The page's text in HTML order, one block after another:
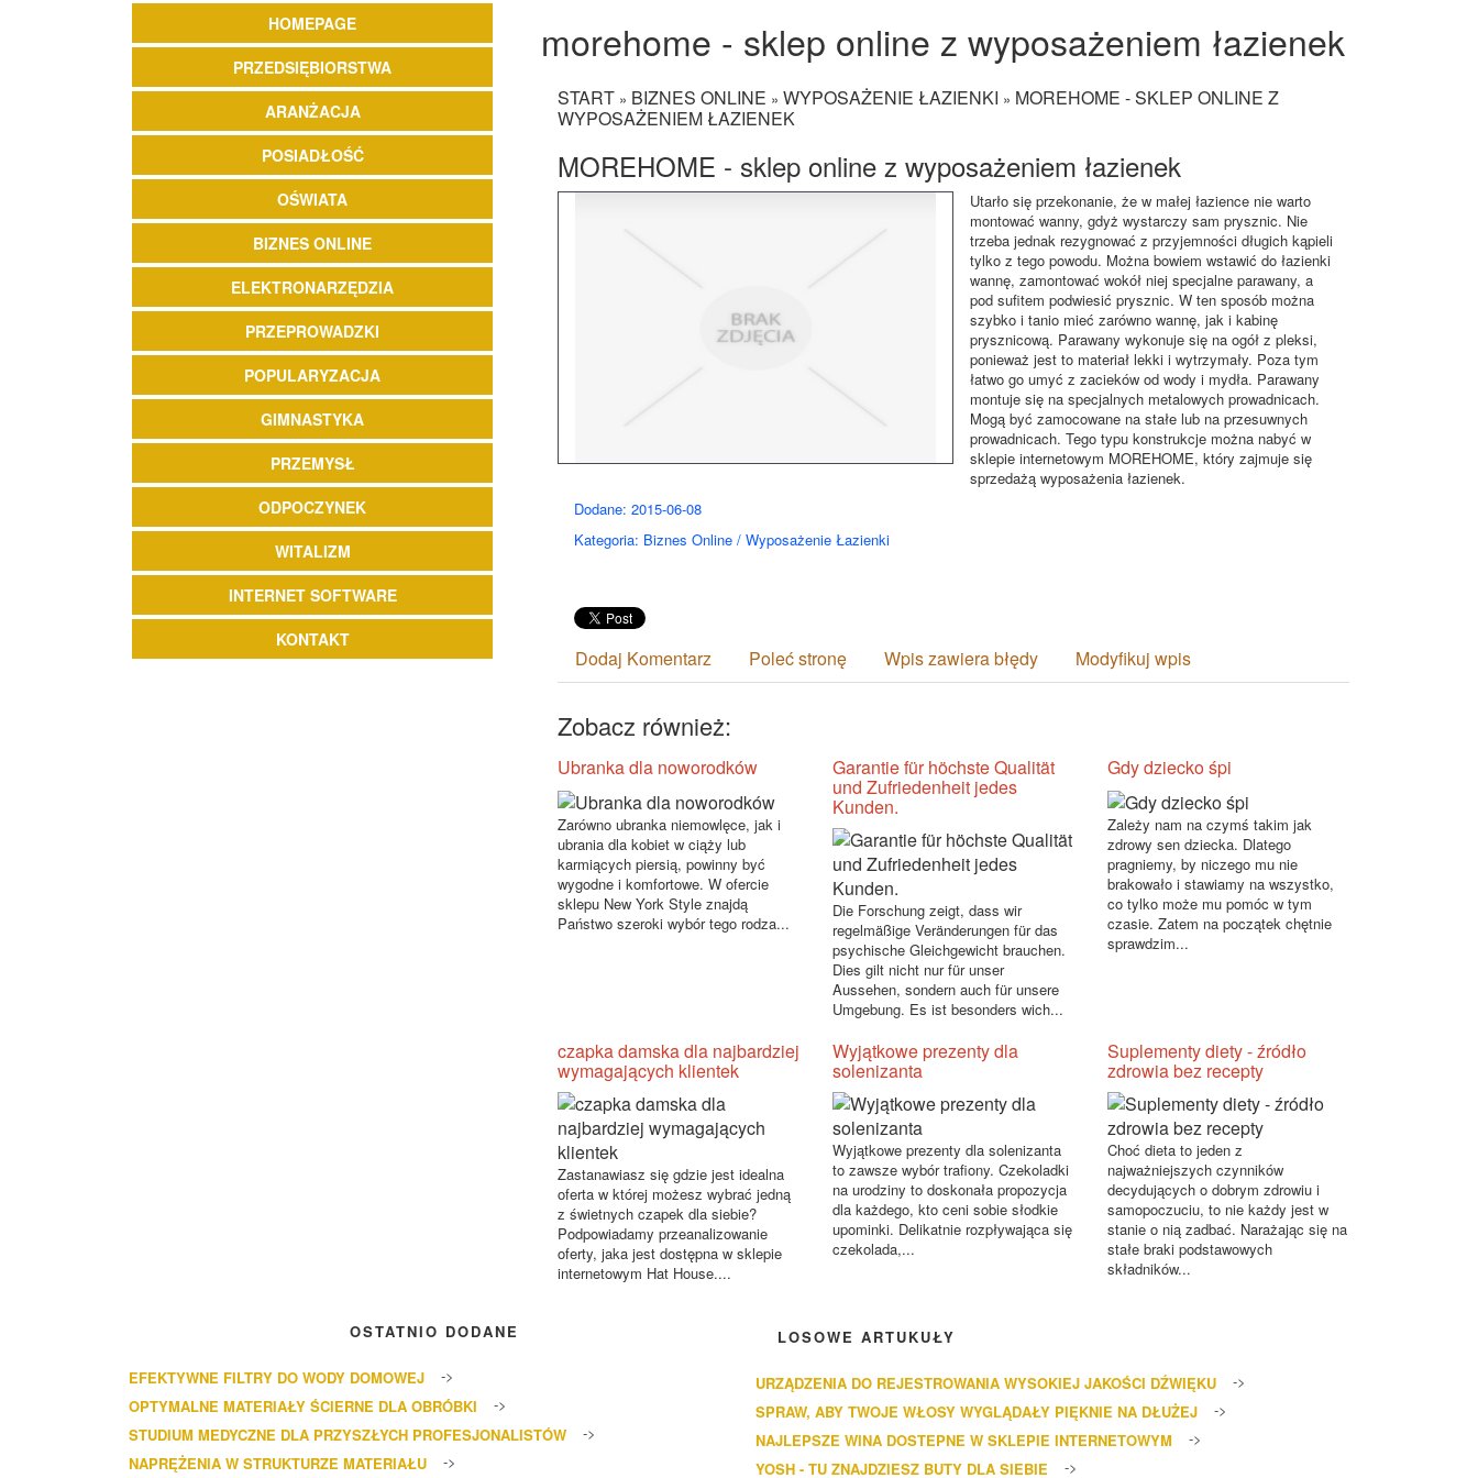
HOMEPAGE
PRZEDSIĘBIORSTWA
ARANŻACJA
POSIADŁOŚĆ
OŚWIATA
BIZNES ONLINE
ELEKTRONARZĘDZIA
PRZEPROWADZKI
POPULARYZACJA
GIMNASTYKA
PRZEMYSŁ
ODPOCZYNEK
WITALIZM
INTERNET SOFTWARE
KONTAKT
morehome - sklep online z wyposażeniem łazienek
START » BIZNES ONLINE » WYPOSAŻENIE ŁAZIENKI » MOREHOME - SKLEP ONLINE Z
WYPOSAŻENIEM ŁAZIENEK
MOREHOME - sklep online z wyposażeniem łazienek
Utarło się przekonanie, że w małej łazience nie warto
montować wanny, gdyż wystarczy sam prysznic. Nie
trzeba jednak rezygnować z przyjemności długich kąpieli
tylko z tego powodu. Można bowiem wstawić do łazienki
wannę, zamontować wokół niej specjalne parawany, a
pod sufitem podwiesić prysznic. W ten sposób można
szybko i tanio mieć zarówno wannę, jak i kabinę
prysznicową. Parawany wykonuje się na ogół z pleksi,
ponieważ jest to materiał lekki i wytrzymały. Poza tym
łatwo go umyć z zacieków od wody i mydła. Parawany
montuje się na specjalnych metalowych prowadnicach.
Mogą być zamocowane na stałe lub na przesuwnych
prowadnicach. Tego typu konstrukcje można nabyć w
sklepie internetowym MOREHOME, który zajmuje się
sprzedażą wyposażenia łazienek.
Dodane: 2015-06-08
Kategoria: Biznes Online / Wyposażenie Łazienki
Dodaj Komentarz Poleć stronę Wpis zawiera błędy Modyfikuj wpis
Zobacz również:
Ubranka dla noworodków
Zarówno ubranka niemowlęce, jak i
ubrania dla kobiet w ciąży lub
karmiących piersią, powinny być
wygodne i komfortowe. W ofercie
sklepu New York Style znajdą
Państwo szeroki wybór tego rodza...
Garantie für höchste Qualität
und Zufriedenheit jedes
Kunden.
Die Forschung zeigt, dass wir
regelmäßige Veränderungen für das
psychische Gleichgewicht brauchen.
Dies gilt nicht nur für unser
Aussehen, sondern auch für unsere
Umgebung. Es ist besonders wich...
Gdy dziecko śpi
Zależy nam na czymś takim jak
zdrowy sen dziecka. Dlatego
pragniemy, by niczego mu nie
brakowało i stawiamy na wszystko,
co tylko może mu pomóc w tym
czasie. Zatem na początek chętnie
sprawdzim...
czapka damska dla najbardziej
wymagających klientek
Zastanawiasz się gdzie jest idealna
oferta w której możesz wybrać jedną
z świetnych czapek dla siebie?
Podpowiadamy przeanalizowanie
oferty, jaka jest dostępna w sklepie
internetowym Hat House....
Wyjątkowe prezenty dla
solenizanta
Wyjątkowe prezenty dla solenizanta
to zawsze wybór trafiony. Czekoladki
na urodziny to doskonała propozycja
dla każdego, kto ceni sobie słodkie
upominki. Delikatnie rozpływająca się
czekolada,...
Suplementy diety - źródło
zdrowia bez recepty
Choć dieta to jeden z
najważniejszych czynników
decydujących o dobrym zdrowiu i
samopoczuciu, to nie każdy jest w
stanie o nią zadbać. Narażając się na
stałe braki podstawowych
składników...
OSTATNIO DODANE
EFEKTYWNE FILTRY DO WODY DOMOWEJ
OPTYMALNE MATERIAŁY ŚCIERNE DLA OBRÓBKI
STUDIUM MEDYCZNE DLA PRZYSZŁYCH PROFESJONALISTÓW
NAPRĘŻENIA W STRUKTURZE MATERIAŁU
LOSOWE ARTUKUŁY
URZĄDZENIA DO REJESTROWANIA WYSOKIEJ JAKOŚCI DŹWIĘKU
SPRAW, ABY TWOJE WŁOSY WYGLĄDAŁY PIĘKNIE NA DŁUŻEJ
NAJLEPSZE WINA DOSTEPNE W SKLEPIE INTERNETOWYM
YOSH - TU ZNAJDZIESZ BUTY DLA SIEBIE